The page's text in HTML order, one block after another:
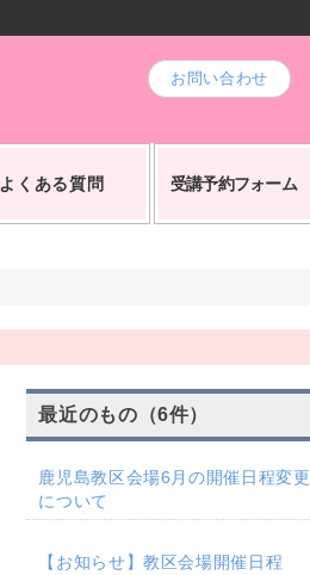
お問い合わせ
よくある質問 受講予約フォーム
最近のもの（6件）
鹿児島教区会場6月の開催日程変更
について
【お知らせ】教区会場開催日程